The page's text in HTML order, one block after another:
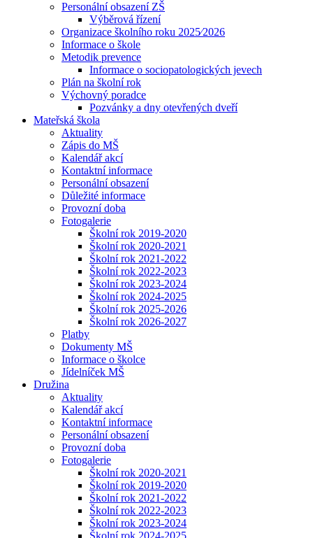
Personální obsazení ZŠ
Výběrová řízení
Organizace školního roku 2025⁄2026
Informace o škole
Metodik prevence
Informace o sociopatologických jevech
Plán na školní rok
Výchovný poradce
Pozvánky a dny otevřených dveří
Mateřská škola
Aktuality
Zápis do MŠ
Kalendář akcí
Kontaktní informace
Personální obsazení
Důležité informace
Provozní doba
Fotogalerie
Školní rok 2019-2020
Školní rok 2020-2021
Školní rok 2021-2022
Školní rok 2022-2023
Školní rok 2023-2024
Školní rok 2024-2025
Školní rok 2025-2026
Školní rok 2026-2027
Platby
Dokumenty MŠ
Informace o školce
Jídelníček MŠ
Družina
Aktuality
Kalendář akcí
Kontaktní informace
Personální obsazení
Provozní doba
Fotogalerie
Školní rok 2020-2021
Školní rok 2019-2020
Školní rok 2021-2022
Školní rok 2022-2023
Školní rok 2023-2024
Školní rok 2024-2025